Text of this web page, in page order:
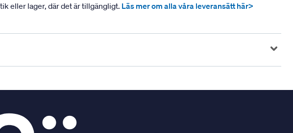
eller lager, där det är tillgängligt. Läs mer om alla våra leveransätt här>